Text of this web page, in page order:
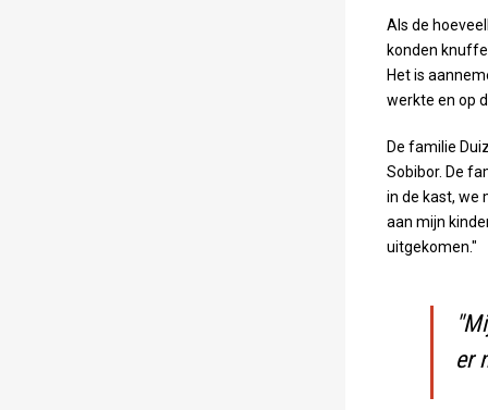
Als de
konden
Het is
werkte en op
De familie
Sobibor. De
in de kast, we
aan mijn
uitgekomen."
er